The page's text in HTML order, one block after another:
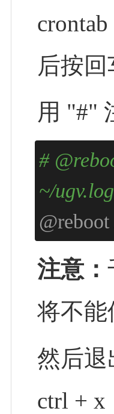
后按回
用 "#"
#
~/
注意：
将不能
然后退
ctrl + x